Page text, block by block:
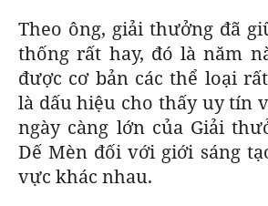
Theo ông, giải thưởng đã
thống rất hay, đó là năm
được cơ bản các thể loại
là dấu hiệu cho thấy uy tín
ngày càng lớn của Giải
Dế Mèn đối với giới sáng
vực khác nhau.